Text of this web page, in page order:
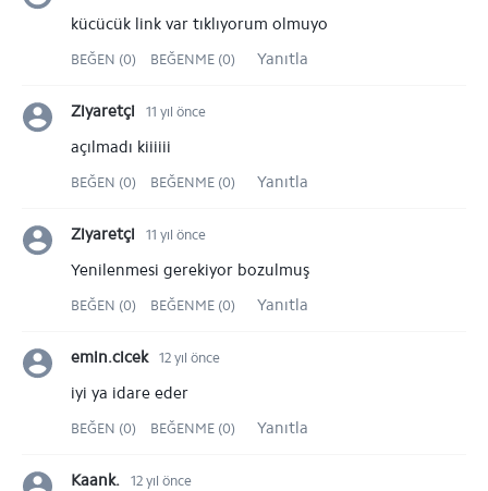
kücücük link var tıklıyorum olmuyo
BEĞEN (0) BEĞENME (0) Yanıtla
Ziyaretçi 11 yıl önce
açılmadı kiiiiii
BEĞEN (0) BEĞENME (0) Yanıtla
Ziyaretçi 11 yıl önce
Yenilenmesi gerekiyor bozulmuş
BEĞEN (0) BEĞENME (0) Yanıtla
emin.cicek 12 yıl önce
iyi ya idare eder
BEĞEN (0) BEĞENME (0) Yanıtla
Kaank. 12 yıl önce